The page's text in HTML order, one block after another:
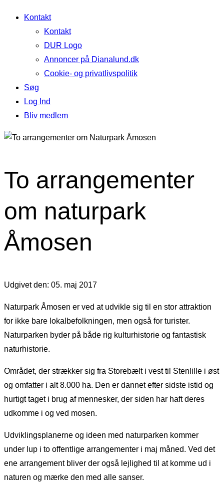
Kontakt
Kontakt
DUR Logo
Annoncer på Dianalund.dk
Cookie- og privatlivspolitik
Søg
Log Ind
Bliv medlem
To arrangementer
om naturpark
Åmosen
Udgivet den: 05. maj 2017
Naturpark Åmosen er ved at udvikle sig til en stor attraktion
for ikke bare lokalbefolkningen, men også for turister.
Naturparken byder på både rig kulturhistorie og fantastisk
naturhistorie.
Området, der strækker sig fra Storebælt i vest til Stenlille i øst
og omfatter i alt 8.000 ha. Den er dannet efter sidste istid og
hurtigt taget i brug af mennesker, der siden har haft deres
udkomme i og ved mosen.
Udviklingsplanerne og ideen med naturparken kommer
under lup i to offentlige arrangementer i maj måned. Ved det
ene arrangement bliver der også lejlighed til at komme ud i
naturen og mærke den med alle sanser.